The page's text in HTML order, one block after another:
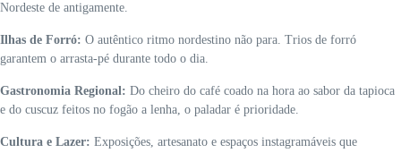
Nordeste de antigamente.
Ilhas de Forró: O autêntico ritmo nordestino não para. Trios de forró
garantem o arrasta-pé durante todo o dia.
Gastronomia Regional: Do cheiro do café coado na hora ao sabor da tapioca
e do cuscuz feitos no fogão a lenha, o paladar é prioridade.
Cultura e Lazer: Exposições, artesanato e espaços instagramáveis que